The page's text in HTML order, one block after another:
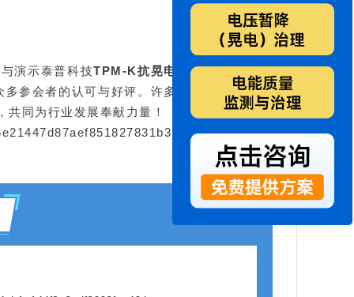
演示泰普科技TPM-K抗晃电接触器在设
参会者的认可与好评。许多友商朋友们
共同为行业发展奉献力量！